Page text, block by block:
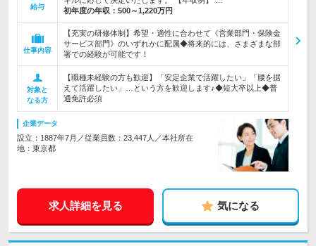
給与
初年度の年収： 500～1,220万円
仕事内容
【充実の研修体制】希望・適性に合わせて《営業部門・保険金
サービス部門》のいずれかに配属◆将来的には、さまざまな部
署での経験が可能です！
対象と
なる方
【職種未経験の方も歓迎】「安定企業で活躍したい」「腰を据
えて活躍したい」…という方を歓迎します♪◆短大卒以上◆普
通免許必須
企業データ
設立：1887年7月／従業員数：23,447人／本社所在
地：東京都
求人詳細を見る 気になる